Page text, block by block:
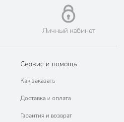
Личный кабинет
Сервис и помощь
Как заказать
Доставка и оплата
Гарантия и возврат